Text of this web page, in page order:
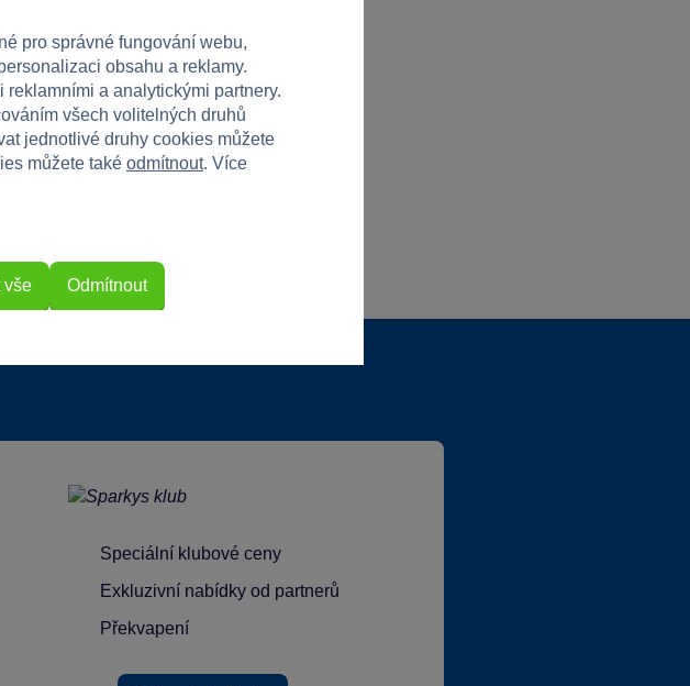
Speciální klubové ceny
Exkluzivní nabídky od partnerů
Překvapení
pro správné fungování webu,
obsahu a reklamy.
reklamními a analytickými partnery.
všech volitelných druhů
jednotlivé druhy cookies můžete
můžete také odmítnout. Více
Odmítnout
vše